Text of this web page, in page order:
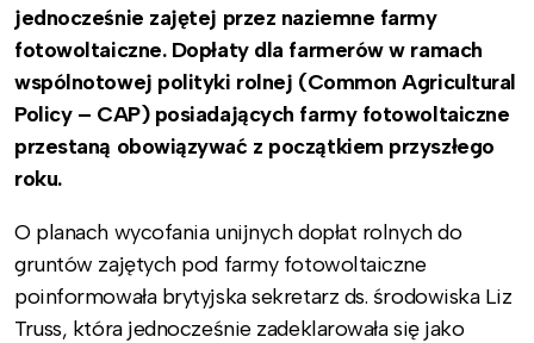
jednocześnie zajętej przez naziemne farmy
fotowoltaiczne. Dopłaty dla farmerów w ramach
wspólnotowej polityki rolnej (Common Agricultural
Policy – CAP) posiadających farmy fotowoltaiczne
przestaną obowiązywać z początkiem przyszłego
roku.
O planach wycofania unijnych dopłat rolnych do
gruntów zajętych pod farmy fotowoltaiczne
poinformowała brytyjska sekretarz ds. środowiska Liz
Truss, która jednocześnie zadeklarowała się jako